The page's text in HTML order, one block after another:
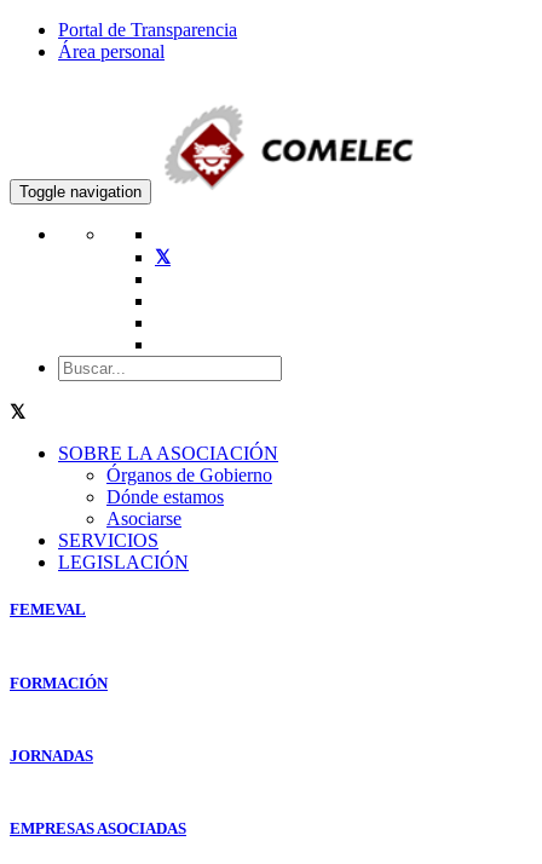
Portal de Transparencia
Área personal
Toggle navigation
SOBRE LA ASOCIACIÓN
Órganos de Gobierno
Dónde estamos
Asociarse
SERVICIOS
LEGISLACIÓN
FEMEVAL
FORMACIÓN
JORNADAS
EMPRESAS ASOCIADAS